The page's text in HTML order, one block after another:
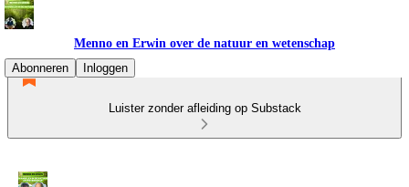
Menno en Erwin over de natuur en wetenschap
Abonneren
Inloggen
Luister zonder afleiding op Substack